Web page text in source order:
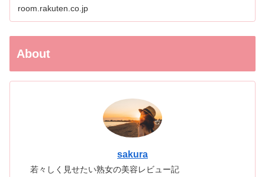
room.rakuten.co.jp
About
sakura
若々しく見せたい熟女の美容レビュー記